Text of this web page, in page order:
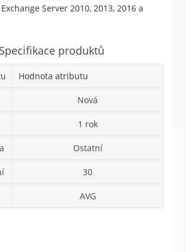
Server 2010, 2013, 2016 a
Specifikace produktů
Hodnota atributu
Nová
1 rok
Ostatní
30
AVG